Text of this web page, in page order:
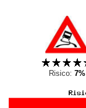
Risico: 7%